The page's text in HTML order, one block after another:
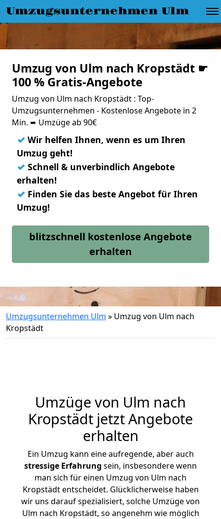
Umzugsunternehmen Ulm
Umzug von Ulm nach Kropstädt ☛
100 % Gratis-Angebote
Umzug von Ulm nach Kropstädt : Top-
Umzugsunternehmen - Kostenlose Angebote in 2
Min. ➨ Umzüge ab 90€
✓ Wir helfen Ihnen, wenn es um Ihren
Umzug geht!
✓ Schnell & unverbindlich Angebote
erhalten!
✓ Finden Sie das beste Angebot für Ihren
Umzug!
blitzschnell kostenlose Angebote
erhalten
Umzugsunternehmen Ulm » Umzug von Ulm nach
Kropstädt
Umzüge von Ulm nach
Kropstädt jetzt Angebote
erhalten
Ein Umzug kann eine aufregende, aber auch
stressige Erfahrung sein, insbesondere wenn
man sich für einen Umzug von Ulm nach
Kropstädt entscheidet. Glücklicherweise haben
wir uns darauf spezialisiert, solche Umzüge von
Ulm nach Kropstädt, so angenehm wie möglich